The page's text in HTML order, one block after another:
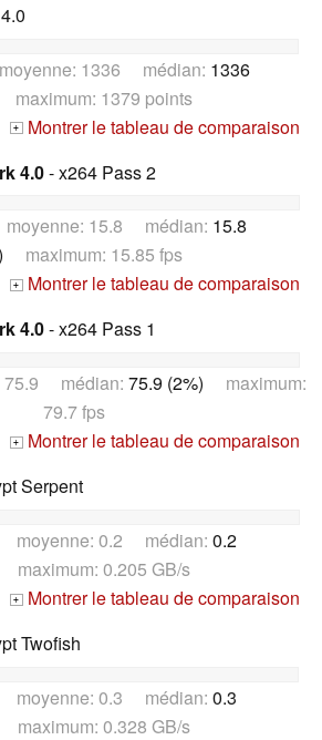
1336 médian: 1336
maximum: 1379 points
+ Montrer le tableau de comparaison
4.0- x264 Pass 2
15.8 médian: 15.8
maximum: 15.85 fps
+ Montrer le tableau de comparaison
4.0- x264 Pass 1
75.9 médian: 75.9 (2%) maximum:
79.7 fps
+ Montrer le tableau de comparaison
Serpent
moyenne: 0.2 médian: 0.2
maximum: 0.205 GB/s
+ Montrer le tableau de comparaison
Twofish
moyenne: 0.3 médian: 0.3
maximum: 0.328 GB/s